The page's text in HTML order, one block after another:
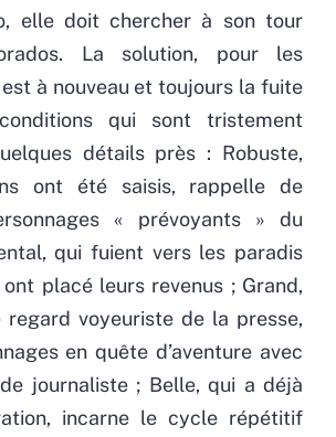
elle doit chercher à son tour
La solution, pour les
à nouveau et toujours la fuite
qui sont tristement
détails près : Robuste,
ont été saisis, rappelle de
« prévoyants » du
qui fuient vers les paradis
placé leurs revenus ; Grand,
regard voyeuriste de la presse,
en quête d’aventure avec
journaliste ; Belle, qui a déjà
incarne le cycle répétitif